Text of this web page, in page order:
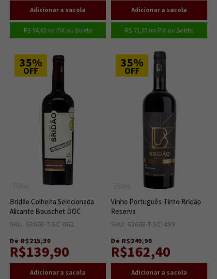
R$ 94,62no PIX ou Boleto R$ 71,05no PIX ou Boleto
35%
OFF
Bridão Colheita Selecionada
Alicante Bouschet DOC
SKU: 63668-T-SC-062
De R$215,30
R$139,90
35%
OFF
Vinho Português Tinto Bridão
Reserva
SKU: 63668-T-SC-499
De R$249,90
R$162,40